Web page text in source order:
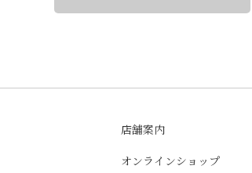
店舗案内
オンラインショップ